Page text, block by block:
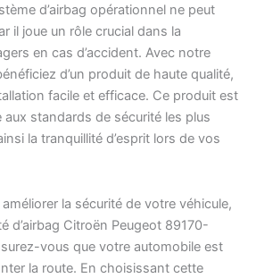
d’airbag opérationnel ne peut
il joue un rôle crucial dans la
en cas d’accident. Avec notre
d’un produit de haute qualité,
facile et efficace. Ce produit est
standards de sécurité les plus
la tranquillité d’esprit lors de vos
la sécurité de votre véhicule,
d’airbag Citroën Peugeot 89170-
vous que votre automobile est
la route. En choisissant cette